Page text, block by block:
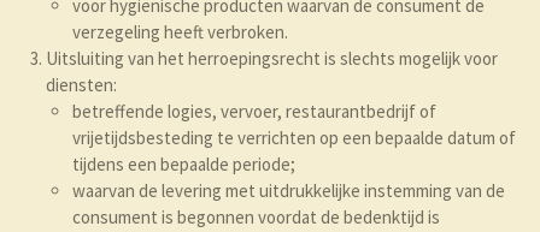
voor hygiënische producten waarvan de consument de
verzegeling heeft verbroken.
Uitsluiting van het herroepingsrecht is slechts mogelijk voor
diensten:
betreffende logies, vervoer, restaurantbedrijf of
vrijetijdsbesteding te verrichten op een bepaalde datum of
tijdens een bepaalde periode;
waarvan de levering met uitdrukkelijke instemming van de
consument is begonnen voordat de bedenktijd is